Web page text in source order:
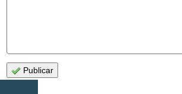
Publicar